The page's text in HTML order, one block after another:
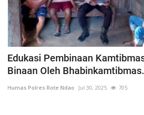
Edukasi Pembinaan
Binaan Oleh
Humas Polres Rote Ndao Jul 30, 2025 705